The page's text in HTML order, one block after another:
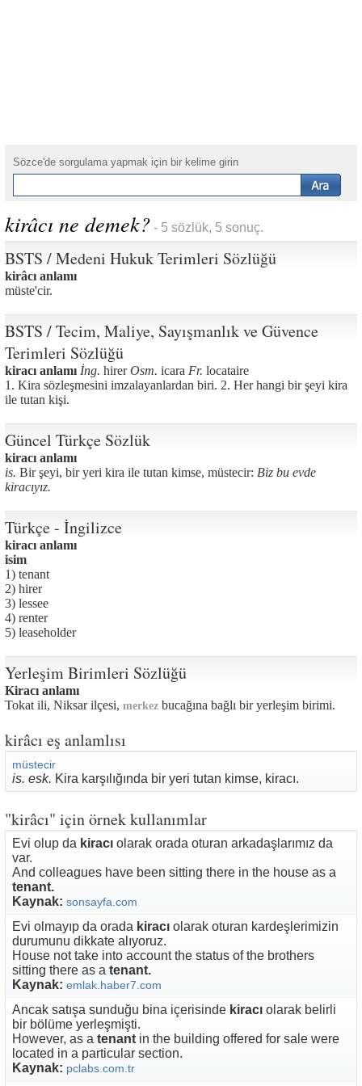
Sözce'de sorgulama yapmak için bir kelime girin
kirâcı ne demek? - 5 sözlük, 5 sonuç.
BSTS / Medeni Hukuk Terimleri Sözlüğü
kirâcı anlamı
müste'cir.
BSTS / Tecim, Maliye, Sayışmanlık ve Güvence
Terimleri Sözlüğü
kiracı anlamı İng. hirerOsm. icara Fr. locataire
1. Kira sözleşmesini imzalayanlardan biri. 2. Her hangi bir şeyi kira
ile tutan kişi.
Güncel Türkçe Sözlük
kiracı anlamı
is. Bir şeyi, bir yeri kira ile tutan kimse, müstecir: Biz bu evde
kiracıyız.
Türkçe - İngilizce
kiracı anlamı
isim
1) tenant
2) hirer
3) lessee
4) renter
5) leaseholder
Yerleşim Birimleri Sözlüğü
Kiracı anlamı
Tokat ili, Niksar ilçesi, merkez bucağına bağlı bir yerleşim birimi.
kirâcı eş anlamlısı
müstecir
is. esk. Kira karşılığında bir yeri tutan kimse, kiracı.
"kirâcı" için örnek kullanımlar
Evi olup da kiracı olarak orada oturan arkadaşlarımız da
var.
And colleagues have been sitting there in the house as a
tenant.
Kaynak: sonsayfa.com
Evi olmayıp da orada kiracı olarak oturan kardeşlerimizin
durumunu dikkate alıyoruz.
House not take into account the status of the brothers
sitting there as a tenant.
Kaynak: emlak.haber7.com
Ancak satışa sunduğu bina içerisinde kiracı olarak belirli
bir bölüme yerleşmişti.
However, as a tenant in the building offered for sale were
located in a particular section.
Kaynak: pclabs.com.tr